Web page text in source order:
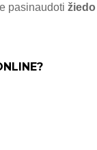
pasinaudoti